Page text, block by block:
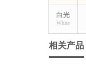
白光
White
相关产品